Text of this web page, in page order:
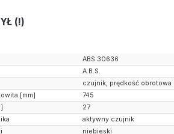
(!)
ABS 30636
A.B.S.
czujnik, prędkość obrotowa
[mm]
745
27
aktywny czujnik
niebieski